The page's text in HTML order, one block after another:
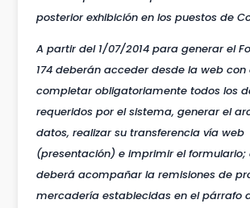
posterior exhibición en los puestos de
A partir del 1/07/2014 para generar el
174 deberán acceder desde la web con
completar obligatoriamente todos los
requeridos por el sistema, generar el
datos, realizar su transferencia vía web
(presentación) e imprimir el formulario;
deberá acompañar la remisiones de
mercadería establecidas en el párrafo